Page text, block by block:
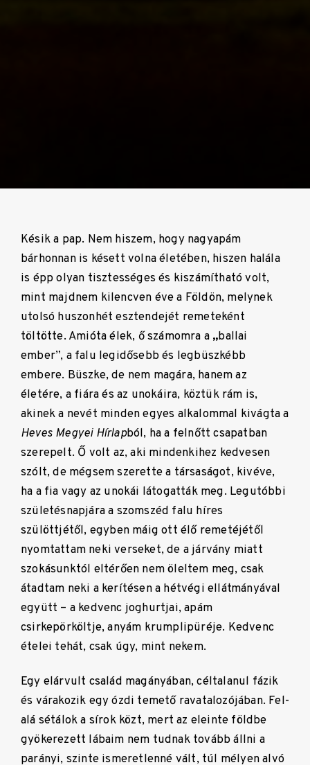
Késik a pap. Nem hiszem, hogy nagyapám
bárhonnan is késett volna életében, hiszen halála
is épp olyan tisztességes és kiszámítható volt,
mint majdnem kilencven éve a Földön, melynek
utolsó huszonhét esztendejét remeteként
töltötte. Amióta élek, ő számomra a „ballai
ember”, a falu legidősebb és legbüszkébb
embere. Büszke, de nem magára, hanem az
életére, a fiára és az unokáira, köztük rám is,
akinek a nevét minden egyes alkalommal kivágta a
Heves Megyei Hírlapból, ha a felnőtt csapatban
szerepelt. Ő volt az, aki mindenkihez kedvesen
szólt, de mégsem szerette a társaságot, kivéve,
ha a fia vagy az unokái látogatták meg. Legutóbbi
születésnapjára a szomszéd falu híres
szülöttjétől, egyben máig ott élő remetéjétől
nyomtattam neki verseket, de a járvány miatt
szokásunktól eltérően nem öleltem meg, csak
átadtam neki a kerítésen a hétvégi ellátmányával
együtt – a kedvenc joghurtjai, apám
csirkepörköltje, anyám krumplipüréje. Kedvenc
ételei tehát, csak úgy, mint nekem.
Egy elárvult család magányában, céltalanul fázik
és várakozik egy ózdi temető ravatalozójában. Fel-
alá sétálok a sírok közt, mert az eleinte földbe
gyökerezett lábaim nem tudnak tovább állni a
parányi, szinte ismeretlenné vált, túl mélyen alvó